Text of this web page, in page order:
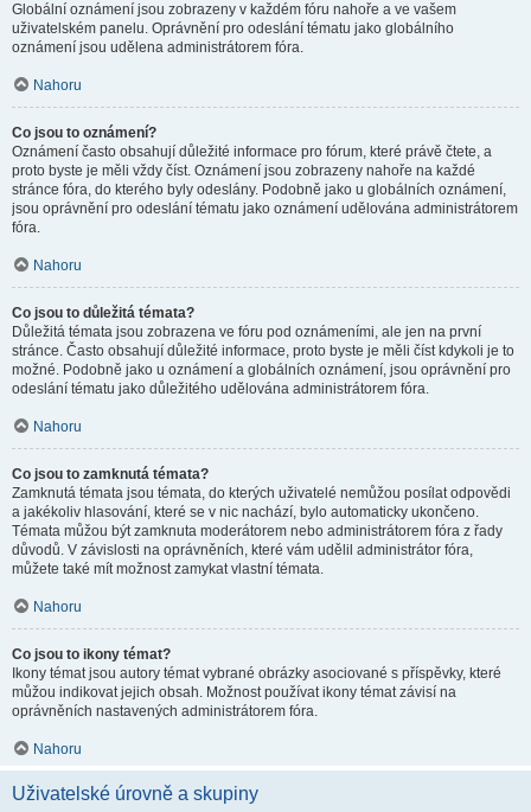
Globální oznámení jsou zobrazeny v každém fóru nahoře a ve vašem
uživatelském panelu. Oprávnění pro odeslání tématu jako globálního
oznámení jsou udělena administrátorem fóra.
Nahoru
Co jsou to oznámení?
Oznámení často obsahují důležité informace pro fórum, které právě čtete, a
proto byste je měli vždy číst. Oznámení jsou zobrazeny nahoře na každé
stránce fóra, do kterého byly odeslány. Podobně jako u globálních oznámení,
jsou oprávnění pro odeslání tématu jako oznámení udělována administrátorem
fóra.
Nahoru
Co jsou to důležitá témata?
Důležitá témata jsou zobrazena ve fóru pod oznámeními, ale jen na první
stránce. Často obsahují důležité informace, proto byste je měli číst kdykoli je to
možné. Podobně jako u oznámení a globálních oznámení, jsou oprávnění pro
odeslání tématu jako důležitého udělována administrátorem fóra.
Nahoru
Co jsou to zamknutá témata?
Zamknutá témata jsou témata, do kterých uživatelé nemůžou posílat odpovědi
a jakékoliv hlasování, které se v nic nachází, bylo automaticky ukončeno.
Témata můžou být zamknuta moderátorem nebo administrátorem fóra z řady
důvodů. V závislosti na oprávněních, které vám udělil administrátor fóra,
můžete také mít možnost zamykat vlastní témata.
Nahoru
Co jsou to ikony témat?
Ikony témat jsou autory témat vybrané obrázky asociované s příspěvky, které
můžou indikovat jejich obsah. Možnost používat ikony témat závisí na
oprávněních nastavených administrátorem fóra.
Nahoru
Uživatelské úrovně a skupiny